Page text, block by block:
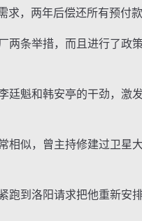
，两年后偿还所有预付款
条举措，而且进行了政
魁和韩安亭的干劲，激
似，曾主持修建过卫星
到洛阳请求把他重新安